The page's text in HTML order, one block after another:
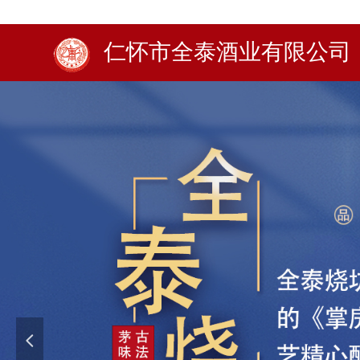
仁怀市全泰酒业有限公司
넳